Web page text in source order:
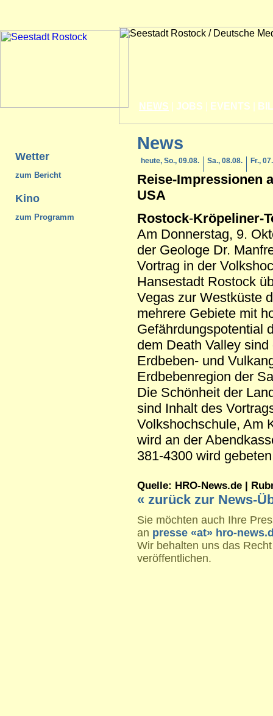
NEWS JOBS EVENTS
Wetter
zum Bericht
Kino
zum Programm
News
heute, So., 09.08. Sa., 08.08. Fr.,
Reise-Impressionen
USA
Rostock-Kröpeliner-
Am Donnerstag, 9.
der Geologe Dr.
Vortrag in der
Hansestadt Rostock
Vegas zur Westküste
mehrere Gebiete mit
Gefährdungspotential
dem Death Valley
Erdbeben- und
Erdbebenregion der
Die Schönheit der
sind Inhalt des
Volkshochschule, Am
wird an der
381-4300 wird
Quelle: HRO-News.de |
« zurück zur News-
Sie möchten auch Ihre
an presse «at» hro-
Wir behalten uns das
veröffentlichen.